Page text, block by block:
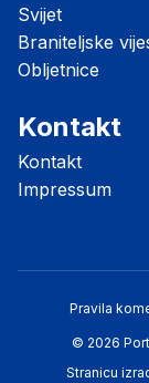
Svijet
Braniteljske
Obljetnice
Kontakt
Kontakt
Impressum
Pravila
© 2026
Stranicu